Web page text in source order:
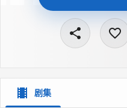
剧集